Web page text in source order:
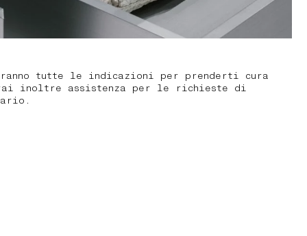
tutte le indicazioni per prenderti cura
inoltre assistenza per le richieste di